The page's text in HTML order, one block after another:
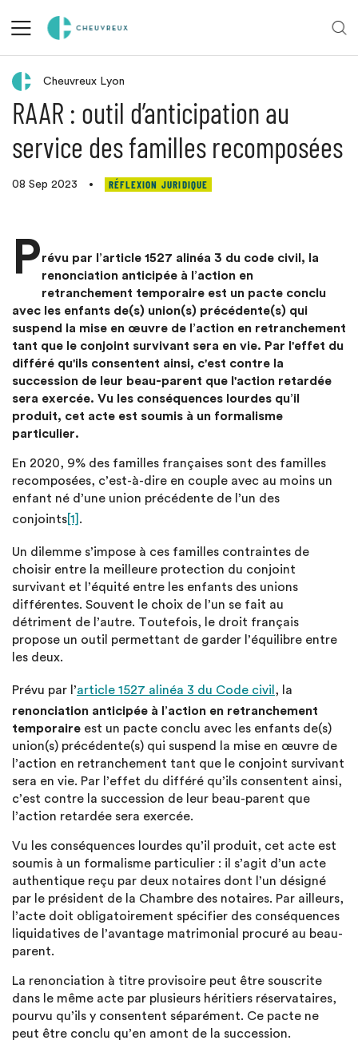
Retour aux actualités
Cheuvreux Lyon
RAAR : outil d’anticipation au
service des familles recomposées
08 Sep 2023 • RÉFLEXION JURIDIQUE
Prévu par l’article 1527 alinéa 3 du code civil, la
renonciation anticipée à l’action en
retranchement temporaire est un pacte conclu
avec les enfants de(s) union(s) précédente(s) qui
suspend la mise en œuvre de l’action en retranchement
tant que le conjoint survivant sera en vie. Par l'effet du
différé qu'ils consentent ainsi, c'est contre la
succession de leur beau-parent que l'action retardée
sera exercée. Vu les conséquences lourdes qu’il
produit, cet acte est soumis à un formalisme
particulier.
En 2020, 9% des familles françaises sont des familles
recomposées, c’est-à-dire en couple avec au moins un
enfant né d’une union précédente de l’un des
conjoints [1] .
Un dilemme s’impose à ces familles contraintes de
choisir entre la meilleure protection du conjoint
survivant et l’équité entre les enfants des unions
différentes. Souvent le choix de l’un se fait au
détriment de l’autre. Toutefois, le droit français
propose un outil permettant de garder l’équilibre entre
les deux.
Prévu par l’article 1527 alinéa 3 du Code civil , la
renonciation anticipée à l’action en retranchement
temporaire est un pacte conclu avec les enfants de(s)
union(s) précédente(s) qui suspend la mise en œuvre de
l’action en retranchement tant que le conjoint survivant
sera en vie. Par l’effet du différé qu’ils consentent ainsi,
c’est contre la succession de leur beau-parent que
l’action retardée sera exercée.
Vu les conséquences lourdes qu’il produit, cet acte est
soumis à un formalisme particulier : il s’agit d’un acte
authentique reçu par deux notaires dont l’un désigné
par le président de la Chambre des notaires. Par ailleurs,
l’acte doit obligatoirement spécifier des conséquences
liquidatives de l’avantage matrimonial procuré au beau-
parent.
La renonciation à titre provisoire peut être souscrite
dans le même acte par plusieurs héritiers réservataires,
pourvu qu’ils y consentent séparément. Ce pacte ne
peut être conclu qu’en amont de la succession.